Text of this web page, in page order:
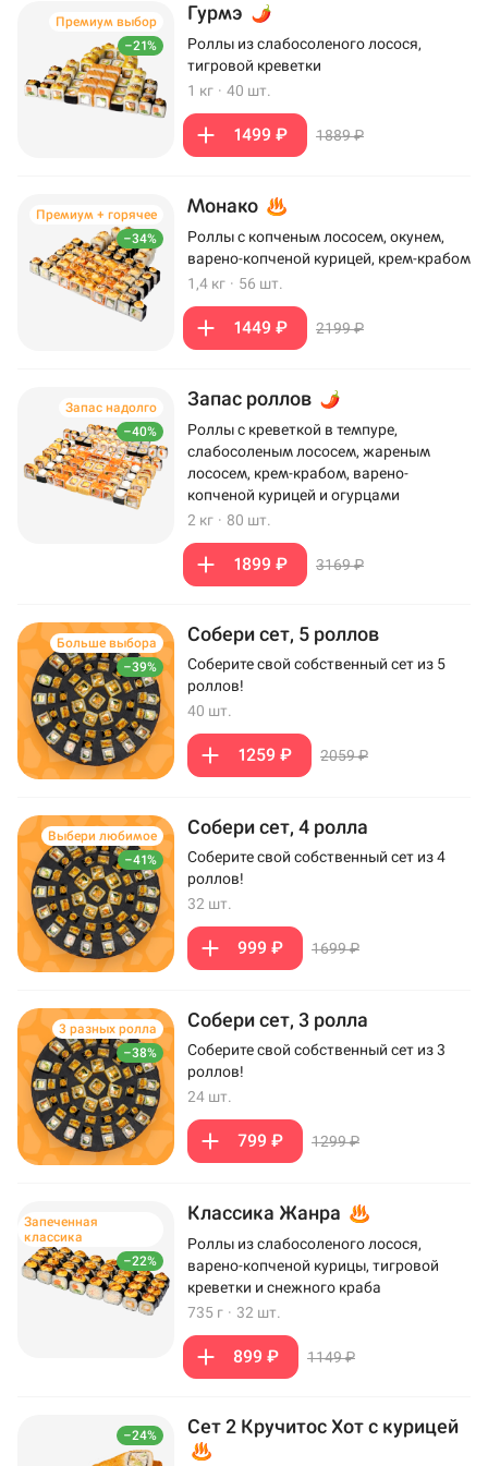
–21%
Премиум выбор Гурмэ
Роллы из слабосоленого лосося,
тигровой креветки
1 кг · 40 шт.
1499 ₽ 1889 ₽
–34%
Премиум + горячее Монако
Роллы с копченым лососем, окунем,
варено-копченой курицей, крем-крабом
1,4 кг · 56 шт.
1449 ₽ 2199 ₽
–40%
Запас надолго Запас роллов
Роллы с креветкой в темпуре,
слабосоленым лососем, жареным
лососем, крем-крабом, варено-
копченой курицей и огурцами
2 кг · 80 шт.
1899 ₽ 3169 ₽
–39%
Больше выбора Собери сет, 5 роллов
Соберите свой собственный сет из 5
роллов!
40 шт.
1259 ₽ 2059 ₽
–41%
Выбери любимое Собери сет, 4 ролла
Соберите свой собственный сет из 4
роллов!
32 шт.
999 ₽ 1699 ₽
–38%
3 разных ролла Собери сет, 3 ролла
Соберите свой собственный сет из 3
роллов!
24 шт.
799 ₽ 1299 ₽
–22%
Запеченная
классика
Классика Жанра
Роллы из слабосоленого лосося,
варено-копченой курицы, тигровой
креветки и снежного краба
735 г · 32 шт.
899 ₽ 1149 ₽
–24% Сет 2 Кручитос Хот с курицей